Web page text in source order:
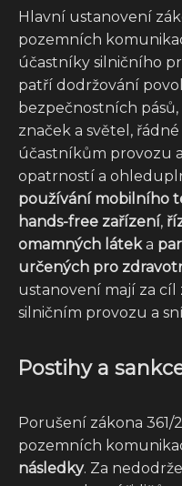
Hlavní ustanovení
pozemních
účastníky silničního
patří dodržování
bezpečnostních
značek a světel,
účastníkům provozu
opatrností a
používání mobilního
hands-free zařízení,
omamných láteka
určených pro
ustanovení mají za cíl
silničním provozu a
Postihy a
Porušení zákona
pozemních
následky. Za